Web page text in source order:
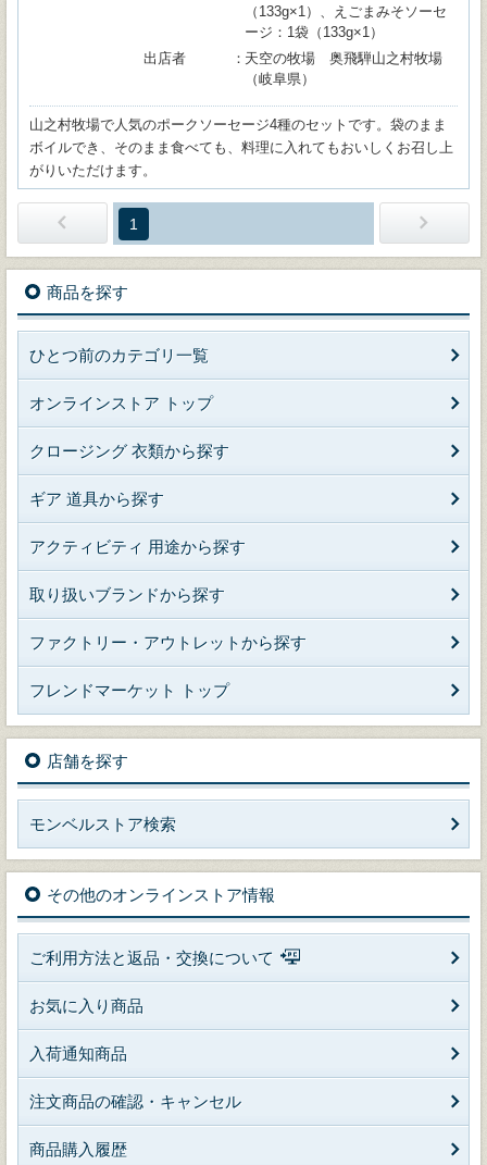
（133g×1）、えごまみそソーセ
ージ：1袋（133g×1）
出店者
天空の牧場 奥飛騨山之村牧場
（岐阜県）
山之村牧場で人気のポークソーセージ4種のセットです。袋のまま
ボイルでき、そのまま食べても、料理に入れてもおいしくお召し上
がりいただけます。
1
商品を探す
ひとつ前のカテゴリ一覧
オンラインストア トップ
クロージング 衣類から探す
ギア 道具から探す
アクティビティ 用途から探す
取り扱いブランドから探す
ファクトリー・アウトレットから探す
フレンドマーケット トップ
店舗を探す
モンベルストア検索
その他のオンラインストア情報
ご利用方法と返品・交換について
お気に入り商品
入荷通知商品
注文商品の確認・キャンセル
商品購入履歴